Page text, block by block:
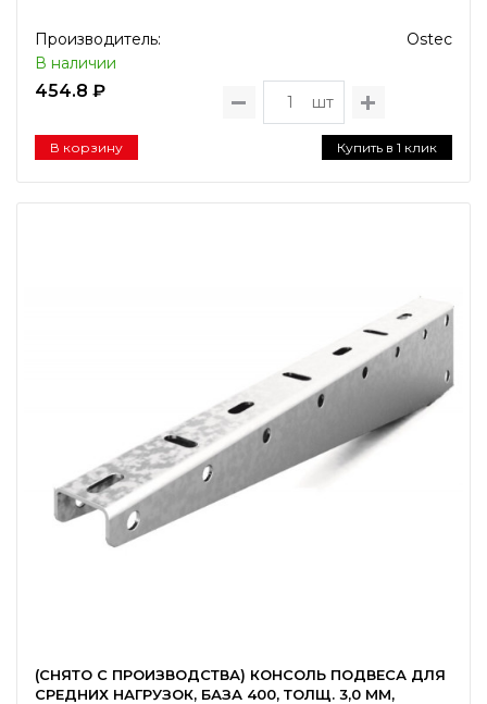
Производитель:
Ostec
В наличии
454.8 ₽
шт
В корзину Купить в 1 клик
(СНЯТО С ПРОИЗВОДСТВА) КОНСОЛЬ ПОДВЕСА ДЛЯ
СРЕДНИХ НАГРУЗОК, БАЗА 400, ТОЛЩ. 3,0 ММ,